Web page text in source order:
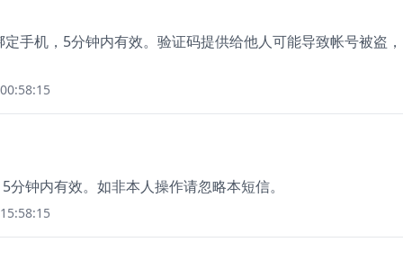
手机，5分钟内有效。验证码提供给他人可能导致帐号被盗，
钟内有效。如非本人操作请忽略本短信。